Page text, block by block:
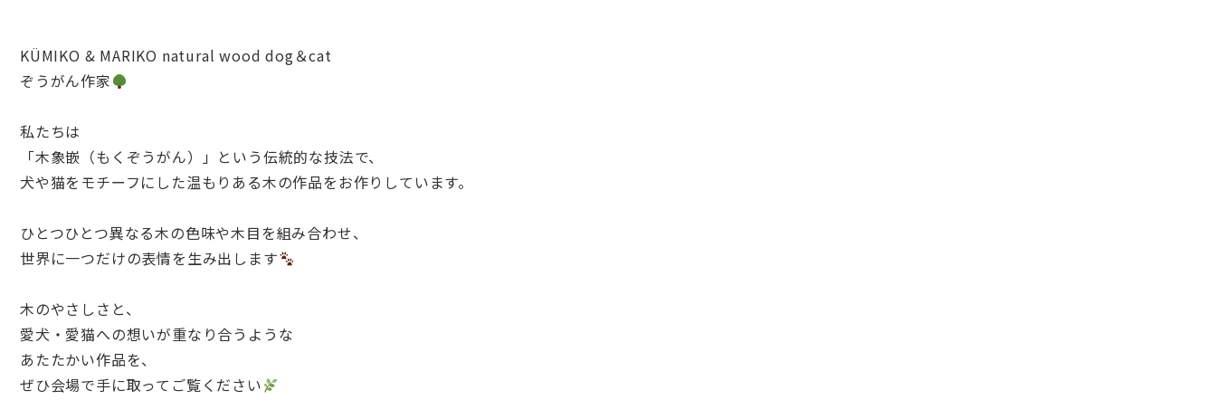
KÜMIKO & MARIKO natural wood dog＆cat
ぞうがん作家
私たちは
「木象嵌（もくぞうがん）」という伝統的な技法で、
犬や猫をモチーフにした温もりある木の作品をお作りしています。
ひとつひとつ異なる木の色味や木目を組み合わせ、
世界に一つだけの表情を生み出します
木のやさしさと、
愛犬・愛猫への想いが重なり合うような
あたたかい作品を、
ぜひ会場で手に取ってご覧ください